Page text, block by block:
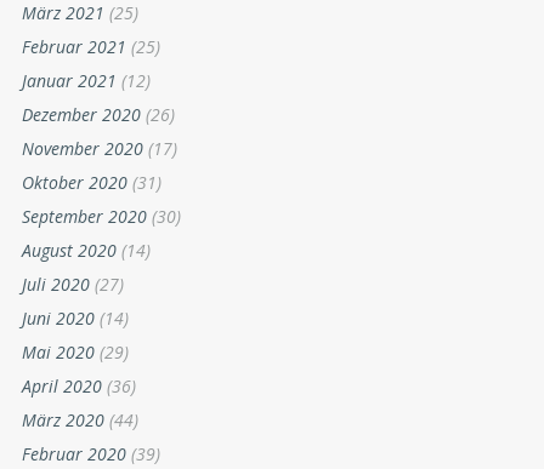
März 2021 (25)
Februar 2021 (25)
Januar 2021 (12)
Dezember 2020 (26)
November 2020 (17)
Oktober 2020 (31)
September 2020 (30)
August 2020 (14)
Juli 2020 (27)
Juni 2020 (14)
Mai 2020 (29)
April 2020 (36)
März 2020 (44)
Februar 2020 (39)